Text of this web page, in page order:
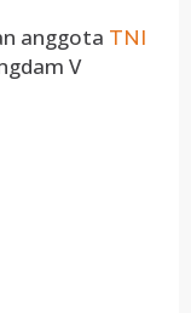
anggota TNI
V